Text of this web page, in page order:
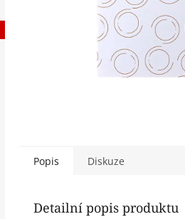
Popis Diskuze
Detailní popis produktu